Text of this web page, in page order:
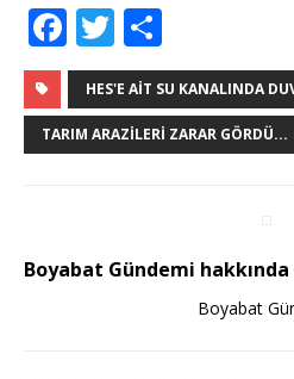
F
a
c
e
o
k
T
w
it
te
h
ar
e
HES'E AIT SU KANALINDA
TARIM ARAZILERI ZARAR GÖRDÜ...
Boyabat Gündemi hakkında
Boyabat